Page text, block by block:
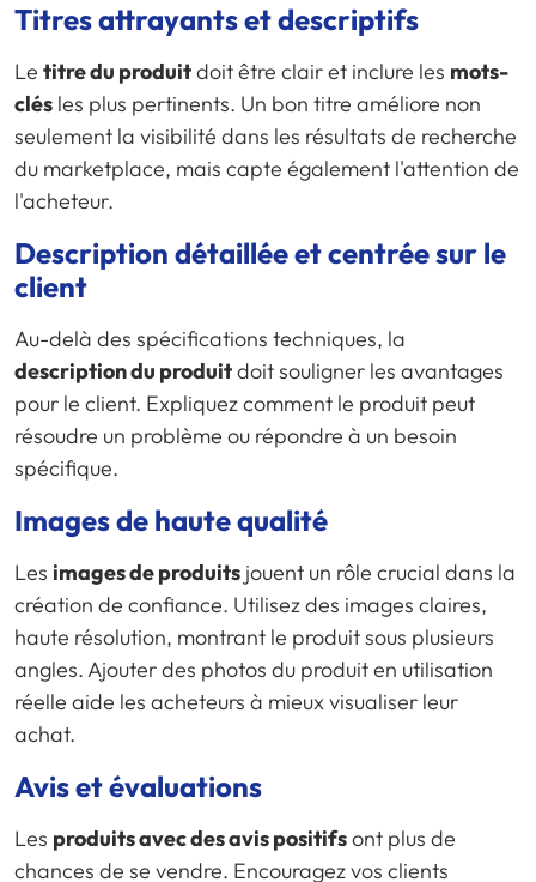
Titres attrayants et descriptifs
Le titre du produitdoit être clair et inclure les mots-
clés les plus pertinents. Un bon titre améliore non
seulement la visibilité dans les résultats de recherche
du marketplace, mais capte également l'attention de
l'acheteur.
Description détaillée et centrée sur le
client
Au-delà des spécifications techniques, la
description du produitdoit souligner les avantages
pour le client. Expliquez comment le produit peut
résoudre un problème ou répondre à un besoin
spécifique.
Images de haute qualité
Les images de produits jouent un rôle crucial dans la
création de confiance. Utilisez des images claires,
haute résolution, montrant le produit sous plusieurs
angles. Ajouter des photos du produit en utilisation
réelle aide les acheteurs à mieux visualiser leur
achat.
Avis et évaluations
Les produits avec des avis positifsont plus de
chances de se vendre. Encouragez vos clients